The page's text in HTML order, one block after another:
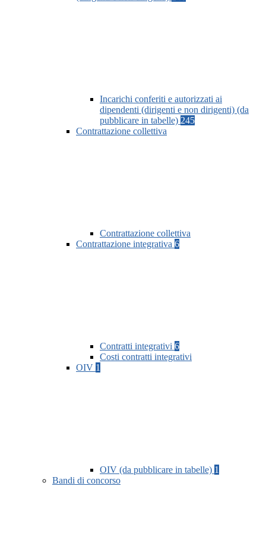
Incarichi conferiti e autorizzati ai
dipendenti (dirigenti e non dirigenti) (da
pubblicare in tabelle) 245
Contrattazione collettiva
Contrattazione collettiva
Contrattazione integrativa 6
Contratti integrativi 6
Costi contratti integrativi
OIV 1
OIV (da pubblicare in tabelle) 1
Bandi di concorso